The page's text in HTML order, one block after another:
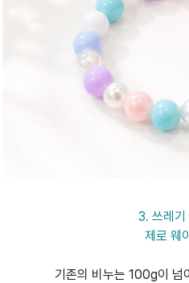
3. 쓰레
제로 웨
기존의 비누는 100g이 넘